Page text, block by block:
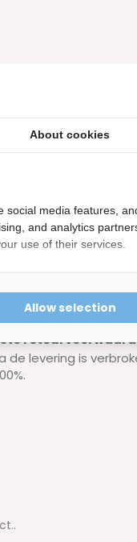
voor jouw
de levering is
About cookies
media features,
and analytics
use of their services.
Allow selection